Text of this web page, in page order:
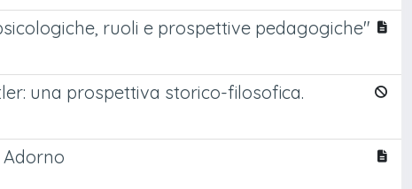
ruoli e prospettive pedagogiche"
una prospettiva storico-filosofica.
Adorno